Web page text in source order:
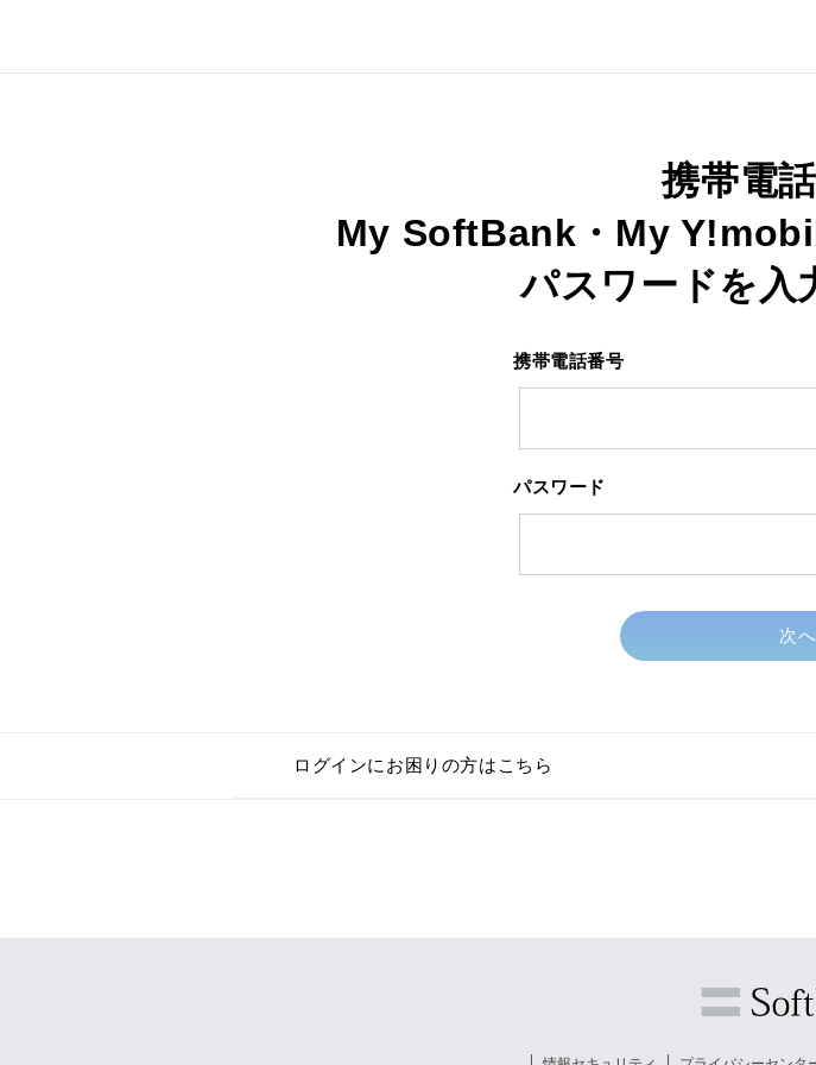
携帯電
My SoftBank・My
パスワードを入
携帯電話番号
パスワード
ログインにお困りの方はこちら